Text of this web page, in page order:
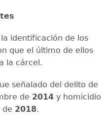
identificación de los
que el último de ellos
la cárcel.
señalado del delito de
de 2014 y homicidio
de 2018.